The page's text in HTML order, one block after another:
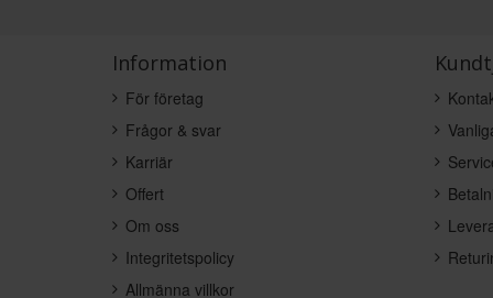
Information
För företag
Frågor & svar
Karriär
Offert
Om oss
Integritetspolicy
Allmänna villkor